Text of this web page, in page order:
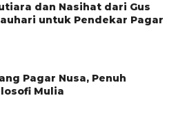
dan Nasihat dari Gus
untuk Pendekar Pagar
Pagar Nusa, Penuh
Mulia